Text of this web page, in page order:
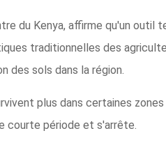
du Kenya, affirme qu'un
traditionnelles des
des sols dans la région.
plus dans certaines
courte période et s'arrête.